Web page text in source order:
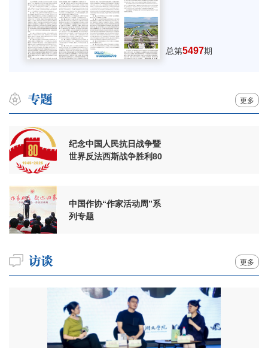
总第5497期
更多
纪念中国人民抗日战争暨
世界反法西斯战争胜利80
中国作协“作家活动周”系
列专题
更多